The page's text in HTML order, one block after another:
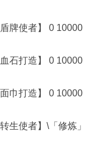
牌使者】 0 10000
石打造】 0 10000
巾打造】 0 10000
使者】\「修炼